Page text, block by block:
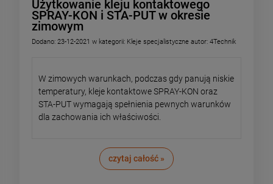
Użytkowanie kleju kontaktowego
SPRAY-KON i STA-PUT w okresie
zimowym
Dodano: 23-12-2021 w kategorii: Kleje specjalistyczne autor: 4Technik
W zimowych warunkach, podczas gdy panują niskie
temperatury, kleje kontaktowe SPRAY-KON oraz
STA-PUT wymagają spełnienia pewnych warunków
dla zachowania ich właściwości.
czytaj całość »